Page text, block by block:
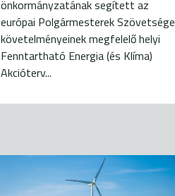
önkormányzatának segített az
európai Polgármesterek Szövetsége
követelményeinek megfelelő helyi
Fenntartható Energia (és Klíma)
Akcióterv...